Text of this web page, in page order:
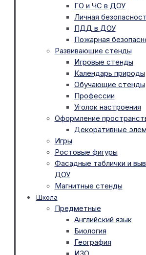
ГО и ЧС в ДОУ
Личная
ПДД в ДОУ
Пожарная
Развивающие стенды
Игровые стенды
Календарь природы
Обучающие стенды
Профессии
Уголок настроения
Оформление
Декоративные
Игры
Ростовые фигуры
Фасадные таблички и
ДОУ
Магнитные стенды
Школа
Предметные
Английский язык
Биология
География